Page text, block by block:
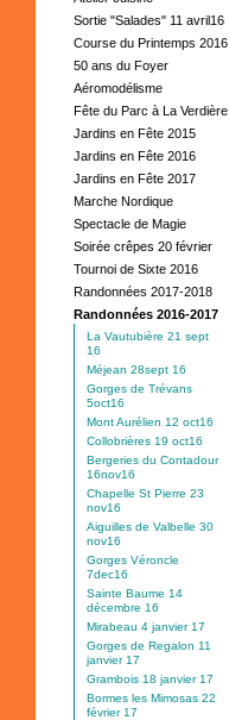
Sortie "Salades" 11 avril16
Course du Printemps 2016
50 ans du Foyer
Aéromodélisme
Fête du Parc à La Verdière
Jardins en Fête 2015
Jardins en Fête 2016
Jardins en Fête 2017
Marche Nordique
Spectacle de Magie
Soirée crêpes 20 février
Tournoi de Sixte 2016
Randonnées 2017-2018
Randonnées 2016-2017
La Vautubière 21 sept
16
Méjean 28sept 16
Gorges de Trévans
5oct16
Mont Aurélien 12 oct16
Collobrières 19 oct16
Bergeries du Contadour
16nov16
Chapelle St Pierre 23
nov16
Aiguilles de Valbelle 30
nov16
Gorges Véroncle
7dec16
Sainte Baume 14
décembre 16
Mirabeau 4 janvier 17
Gorges de Regalon 11
janvier 17
Grambois 18 janvier 17
Bormes les Mimosas 22
février 17